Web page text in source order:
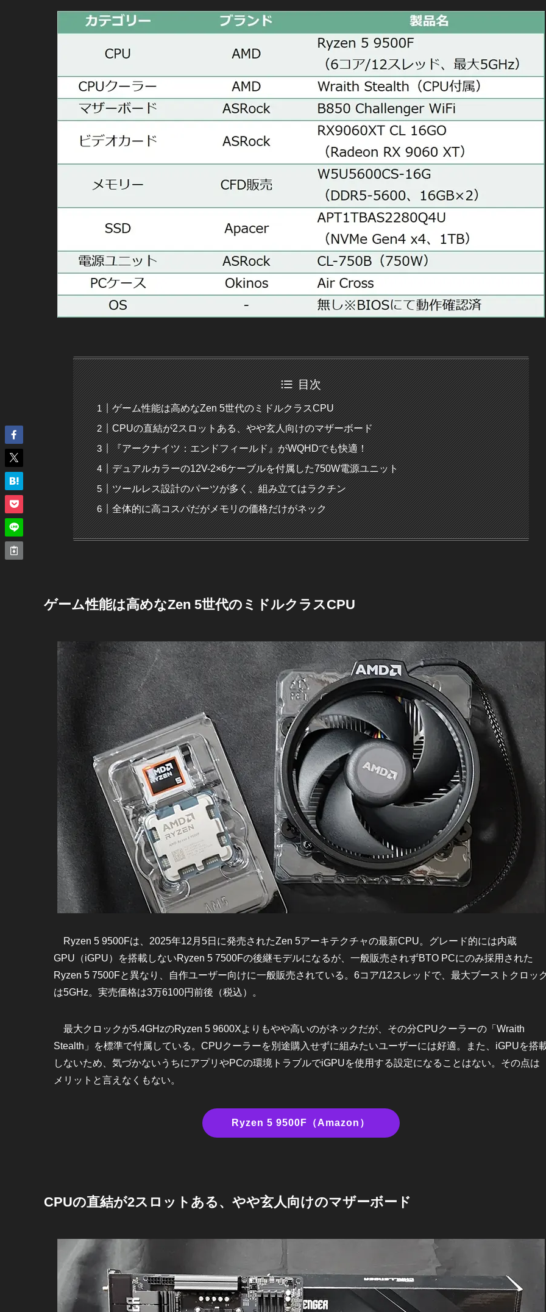
目次
ゲーム性能は高めなZen 5世代のミドルクラスCPU
CPUの直結が2スロットある、やや玄人向けのマザーボード
『アークナイツ：エンドフィールド』がWQHDでも快適！
デュアルカラーの12V-2×6ケーブルを付属した750W電源ユニット
ツールレス設計のパーツが多く、組み立てはラクチン
全体的に高コスパだがメモリの価格だけがネック
ゲーム性能は高めなZen 5世代のミドルクラスCPU
Ryzen 5 9500Fは、2025年12月5日に発売されたZen 5アーキテクチャの最新CPU。グレード的には内蔵
GPU（iGPU）を搭載しないRyzen 5 7500Fの後継モデルになるが、一般販売されずBTO PCにのみ採用された
Ryzen 5 7500Fと異なり、自作ユーザー向けに一般販売されている。6コア/12スレッドで、最大ブーストクロッ
は5GHz。実売価格は3万6100円前後（税込）。
最大クロックが5.4GHzのRyzen 5 9600Xよりもやや高いのがネックだが、その分CPUクーラーの「Wraith
Stealth」を標準で付属している。CPUクーラーを別途購入せずに組みたいユーザーには好適。また、iGPUを搭
しないため、気づかないうちにアプリやPCの環境トラブルでiGPUを使用する設定になることはない。その点は
メリットと言えなくもない。
Ryzen 5 9500F（Amazon）
CPUの直結が2スロットある、やや玄人向けのマザーボード